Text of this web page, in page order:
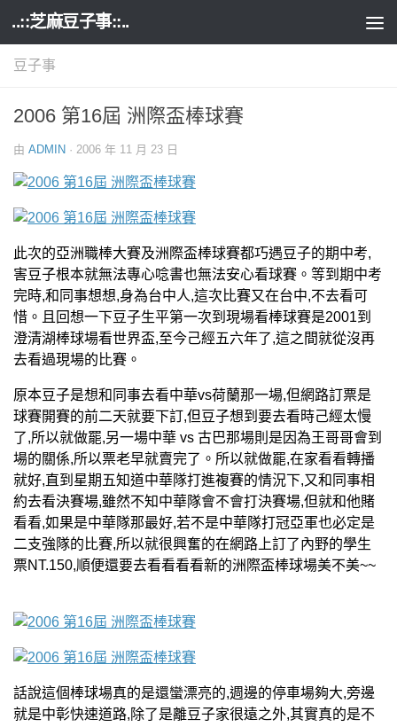
Skip to content
..::芝麻豆子事::..
豆子事
2006 第16屆 洲際盃棒球賽
由 ADMIN · 2006 年 11 月 23 日
此次的亞洲職棒大賽及洲際盃棒球賽都巧遇豆子的期中考,
害豆子根本就無法專心唸書也無法安心看球賽。等到期中考
完時,和同事想想,身為台中人,這次比賽又在台中,不去看可
惜。且回想一下豆子生平第一次到現場看棒球賽是2001到
澄清湖棒球場看世界盃,至今己經五六年了,這之間就從沒再
去看過現場的比賽。
原本豆子是想和同事去看中華vs荷蘭那一場,但網路訂票是
球賽開賽的前二天就要下訂,但豆子想到要去看時己經太慢
了,所以就做罷,另一場中華 vs 古巴那場則是因為王哥哥會到
場的關係,所以票老早就賣完了。所以就做罷,在家看看轉播
就好,直到星期五知道中華隊打進複賽的情況下,又和同事相
約去看決賽場,雖然不知中華隊會不會打決賽場,但就和他賭
看看,如果是中華隊那最好,若不是中華隊打冠亞軍也必定是
二支強隊的比賽,所以就很興奮的在網路上訂了內野的學生
票NT.150,順便還要去看看看看新的洲際盃棒球場美不美~~
話說這個棒球場真的是還蠻漂亮的,週邊的停車場夠大,旁邊
就是中彰快速道路,除了是離豆子家很遠之外,其實真的是不